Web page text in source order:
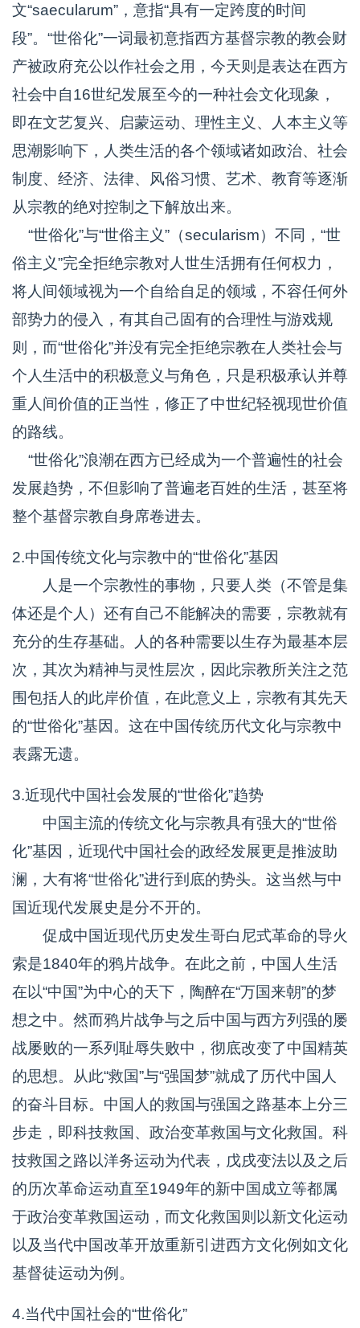
文“saecularum”，意指“具有一定跨度的时间
段”。“世俗化”一词最初意指西方基督宗教的教会财
产被政府充公以作社会之用，今天则是表达在西方
社会中自16世纪发展至今的一种社会文化现象，
即在文艺复兴、启蒙运动、理性主义、人本主义等
思潮影响下，人类生活的各个领域诸如政治、社会
制度、经济、法律、风俗习惯、艺术、教育等逐渐
从宗教的绝对控制之下解放出来。
“世俗化”与“世俗主义”（secularism）不同，“世
俗主义”完全拒绝宗教对人世生活拥有任何权力，
将人间领域视为一个自给自足的领域，不容任何外
部势力的侵入，有其自己固有的合理性与游戏规
则，而“世俗化”并没有完全拒绝宗教在人类社会与
个人生活中的积极意义与角色，只是积极承认并尊
重人间价值的正当性，修正了中世纪轻视现世价值
的路线。
“世俗化”浪潮在西方已经成为一个普遍性的社会
发展趋势，不但影响了普遍老百姓的生活，甚至将
整个基督宗教自身席卷进去。
2.中国传统文化与宗教中的“世俗化”基因
人是一个宗教性的事物，只要人类（不管是集
体还是个人）还有自己不能解决的需要，宗教就有
充分的生存基础。人的各种需要以生存为最基本层
次，其次为精神与灵性层次，因此宗教所关注之范
围包括人的此岸价值，在此意义上，宗教有其先天
的“世俗化”基因。这在中国传统历代文化与宗教中
表露无遗。
3.近现代中国社会发展的“世俗化”趋势
中国主流的传统文化与宗教具有强大的“世俗
化”基因，近现代中国社会的政经发展更是推波助
澜，大有将“世俗化”进行到底的势头。这当然与中
国近现代发展史是分不开的。
促成中国近现代历史发生哥白尼式革命的导火
索是1840年的鸦片战争。在此之前，中国人生活
在以“中国”为中心的天下，陶醉在“万国来朝”的梦
想之中。然而鸦片战争与之后中国与西方列强的屡
战屡败的一系列耻辱失败中，彻底改变了中国精英
的思想。从此“救国”与“强国梦”就成了历代中国人
的奋斗目标。中国人的救国与强国之路基本上分三
步走，即科技救国、政治变革救国与文化救国。科
技救国之路以洋务运动为代表，戊戌变法以及之后
的历次革命运动直至1949年的新中国成立等都属
于政治变革救国运动，而文化救国则以新文化运动
以及当代中国改革开放重新引进西方文化例如文化
基督徒运动为例。
4.当代中国社会的“世俗化”